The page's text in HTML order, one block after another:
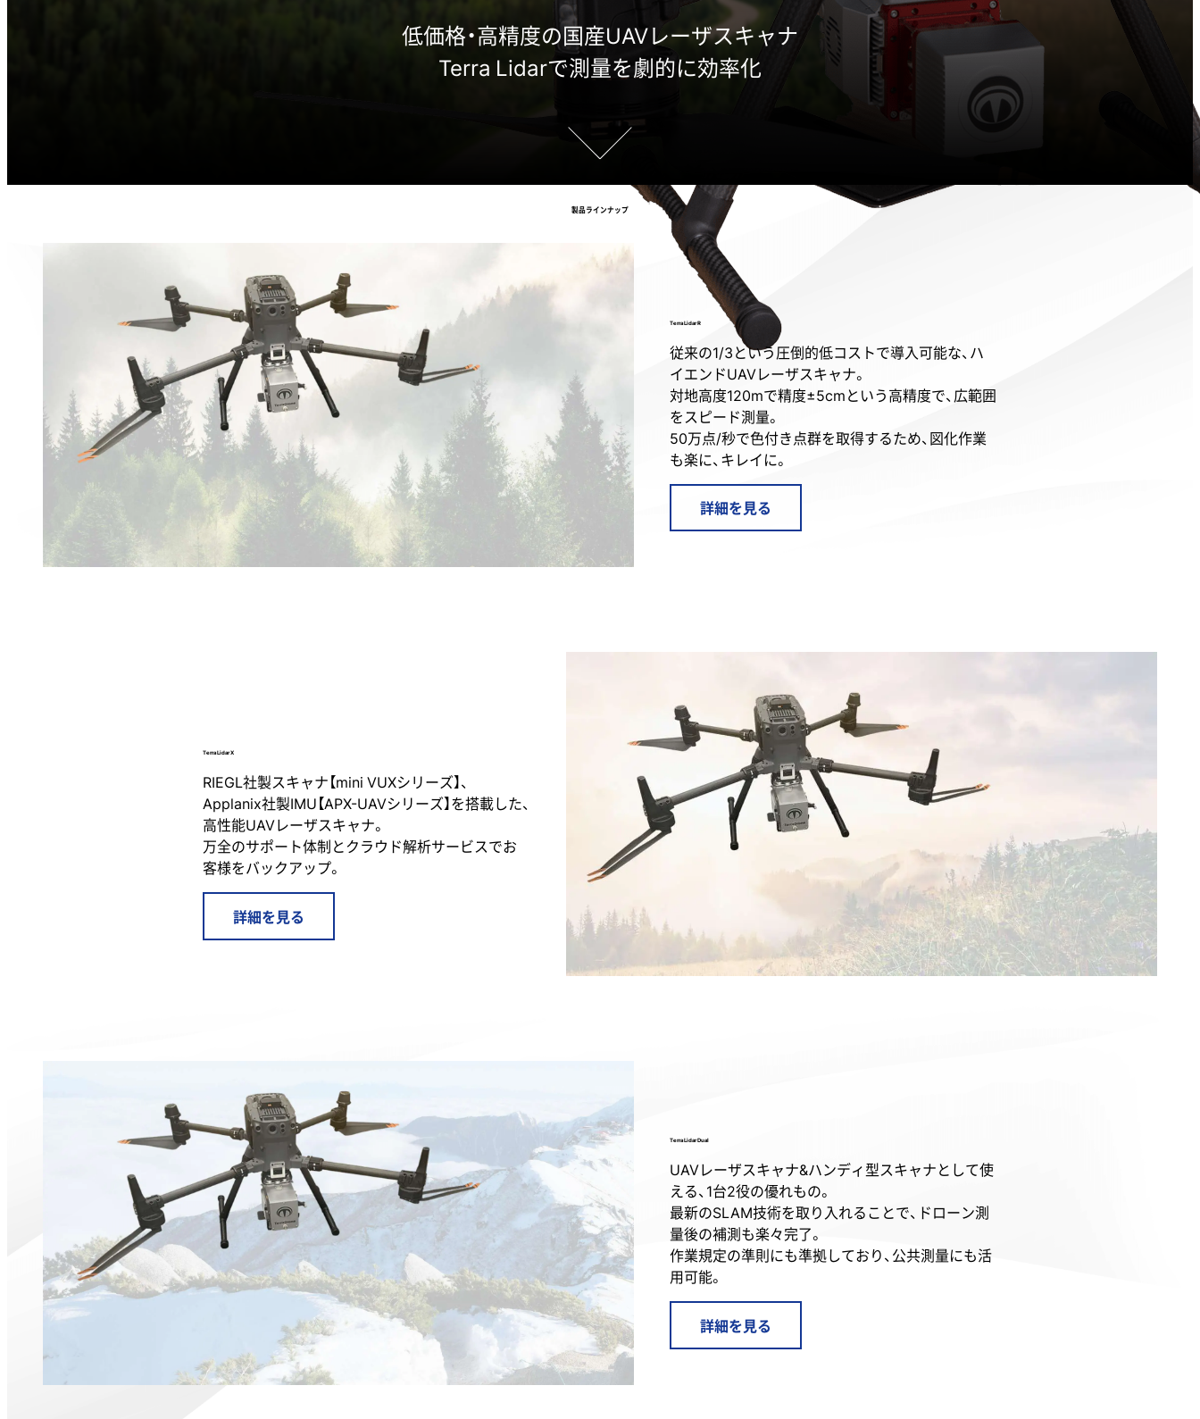
低価格・高精度の国産UAVレーザスキャナ
Terra Lidarで測量を劇的に効率化
製品ラインナップ
Terra Lidar R
従来の1/3という圧倒的低コストで導入可能な、ハ
イエンドUAVレーザスキャナ。
対地高度120mで精度±5cmという高精度で、広範囲
をスピード測量。
50万点/秒で色付き点群を取得するため、図化作業
も楽に、キレイに。
詳細を見る
Terra Lidar X
RIEGL社製スキャナ【mini VUXシリーズ】、
Applanix社製IMU【APX-UAVシリーズ】を搭載した、
高性能UAVレーザスキャナ。
万全のサポート体制とクラウド解析サービスでお
客様をバックアップ。
詳細を見る
Terra Lidar Dual
UAVレーザスキャナ&ハンディ型スキャナとして使
える、1台2役の優れもの。
最新のSLAM技術を取り入れることで、ドローン測
量後の補測も楽々完了。
作業規定の準則にも準拠しており、公共測量にも活
用可能。
詳細を見る